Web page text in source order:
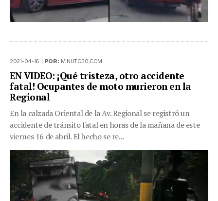
2021-04-16 | POR: MINUTO30.COM
EN VIDEO: ¡Qué tristeza, otro accidente
fatal! Ocupantes de moto murieron en la
Regional
En la calzada Oriental de la Av. Regional se registró un
accidente de tránsito fatal en horas de la mañana de este
viernes 16 de abril. El hecho se re...